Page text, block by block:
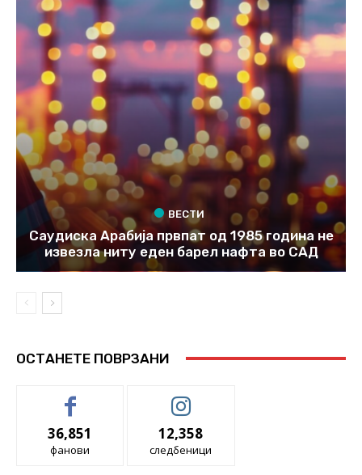
ВЕСТИ
Саудиска Арабија првпат од 1985 година не
извезла ниту еден барел нафта во САД
ОСТАНЕТЕ ПОВРЗАНИ
36,851
фанови
12,358
следбеници